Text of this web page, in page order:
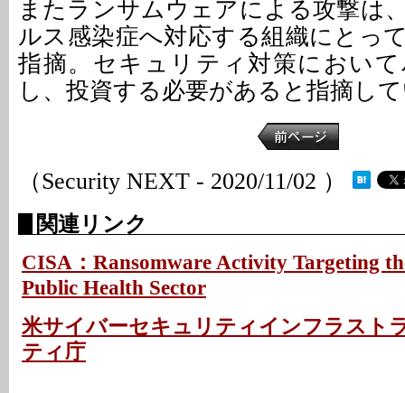
またランサムウェアによる攻撃は
ルス感染症へ対応する組織にとっ
指摘。セキュリティ対策におい
し、投資する必要があると指摘し
（Security NEXT - 2020/11/02 ）
関連リンク
CISA：Ransomware Activity Targeting
Public Health Sector
米サイバーセキュリティインフラスト
ティ庁